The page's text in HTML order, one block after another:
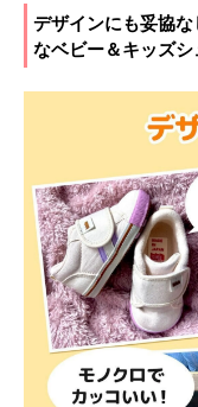
デザインにも妥協
なベビー＆キッズシ